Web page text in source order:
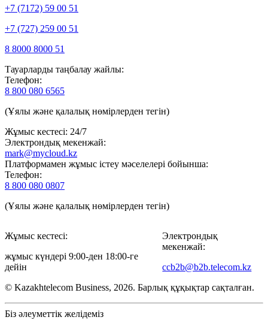
+7 (7172) 59 00 51
+7 (727) 259 00 51
8 8000 8000 51
Тауарларды таңбалау жайлы:
Телефон:
8 800 080 6565
(Ұялы және қалалық нөмірлерден тегін)
Жұмыс кестесі: 24/7
Электрондық мекенжай:
mark@mycloud.kz
Платформамен жұмыс істеу мәселелері бойынша:
Телефон:
8 800 080 0807
(Ұялы және қалалық нөмірлерден тегін)
Жұмыс кестесі:
жұмыс күндері 9:00-ден 18:00-ге
дейін
Электрондық
мекенжай:
ccb2b@b2b.telecom.kz
© Kazakhtelecom Business, 2026. Барлық құқықтар сақталған.
Біз әлеуметтік желідеміз